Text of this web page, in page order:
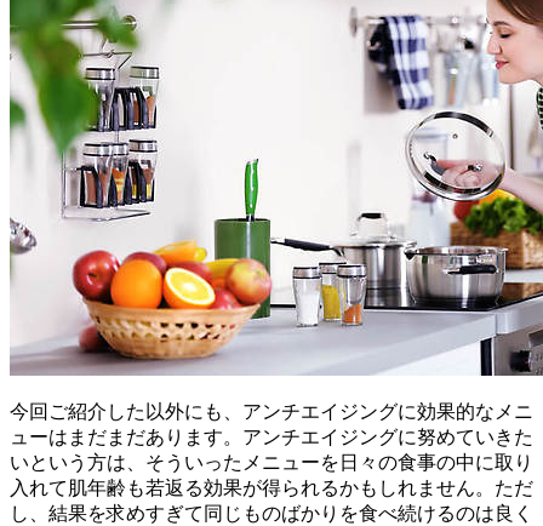
今回ご紹介した以外にも、アンチエイジングに効果的なメニ
ューはまだまだあります。アンチエイジングに努めていきた
いという方は、そういったメニューを日々の食事の中に取り
入れて肌年齢も若返る効果が得られるかもしれません。ただ
し、結果を求めすぎて同じものばかりを食べ続けるのは良く